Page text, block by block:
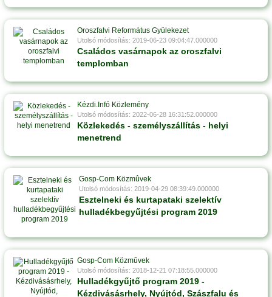
Oroszfalvi Református Gyülekezet
Utolsó módosítás: 2019-06-23 09:04:47.000000
Családos vasárnapok az oroszfalvi
templomban
Kézdi.Infó Közlemény
Utolsó módosítás: 2022-06-28 16:31:52.000000
Közlekedés - személyszállítás - helyi
menetrend
Gosp-Com Közmûvek
Utolsó módosítás: 2019-04-29 08:39:49.000000
Esztelneki és kurtapataki szelektív
hulladékbegyűjtési program 2019
Gosp-Com Közmûvek
Utolsó módosítás: 2018-12-21 07:18:55.000000
Hulladékgyűjtő program 2019 -
Kézdivásásrhely, Nyújtód, Szászfalu és